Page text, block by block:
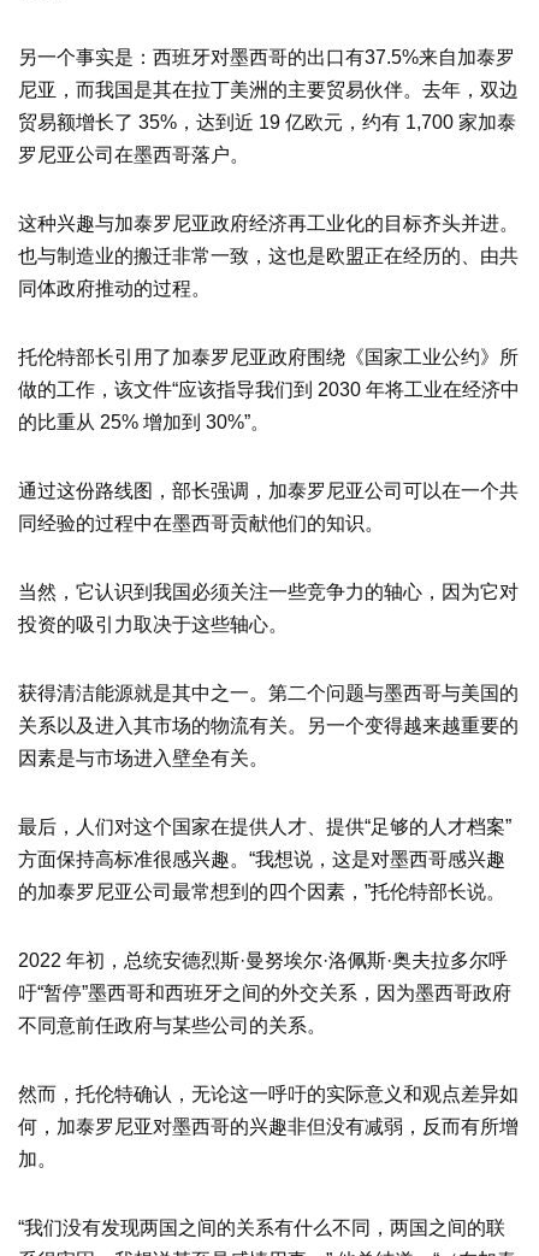
另一个事实是：西班牙对墨西哥的出口有37.5%来自加泰罗
尼亚，而我国是其在拉丁美洲的主要贸易伙伴。去年，双边
贸易额增长了 35%，达到近 19 亿欧元，约有 1,700 家加泰
罗尼亚公司在墨西哥落户。
这种兴趣与加泰罗尼亚政府经济再工业化的目标齐头并进。
也与制造业的搬迁非常一致，这也是欧盟正在经历的、由共
同体政府推动的过程。
托伦特部长引用了加泰罗尼亚政府围绕《国家工业公约》所
做的工作，该文件“应该指导我们到 2030 年将工业在经济中
的比重从 25% 增加到 30%”。
通过这份路线图，部长强调，加泰罗尼亚公司可以在一个共
同经验的过程中在墨西哥贡献他们的知识。
当然，它认识到我国必须关注一些竞争力的轴心，因为它对
投资的吸引力取决于这些轴心。
获得清洁能源就是其中之一。第二个问题与墨西哥与美国的
关系以及进入其市场的物流有关。另一个变得越来越重要的
因素是与市场进入壁垒有关。
最后，人们对这个国家在提供人才、提供“足够的人才档案”
方面保持高标准很感兴趣。“我想说，这是对墨西哥感兴趣
的加泰罗尼亚公司最常想到的四个因素，”托伦特部长说。
2022 年初，总统安德烈斯·曼努埃尔·洛佩斯·奥夫拉多尔呼
吁“暂停”墨西哥和西班牙之间的外交关系，因为墨西哥政府
不同意前任政府与某些公司的关系。
然而，托伦特确认，无论这一呼吁的实际意义和观点差异如
何，加泰罗尼亚对墨西哥的兴趣非但没有减弱，反而有所增
加。
“我们没有发现两国之间的关系有什么不同，两国之间的联